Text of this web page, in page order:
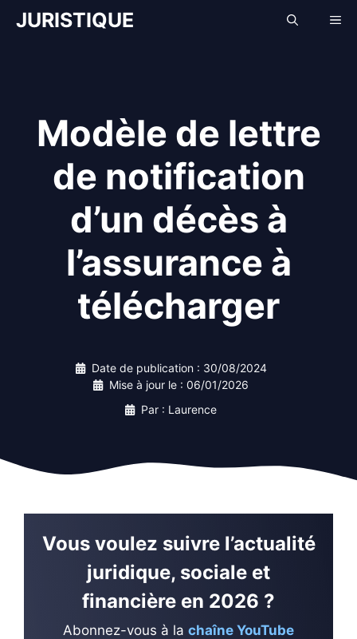
AllerJURISTIQUE
Modèle de lettre
de notification
d’un décès à
l’assurance à
télécharger
Date de publication : 30/08/2024
Mise à jour le : 06/01/2026
Par : Laurence
Vous voulez suivre l’actualité
juridique, sociale et
financière en 2026 ?
Abonnez-vous à la chaîne YouTube